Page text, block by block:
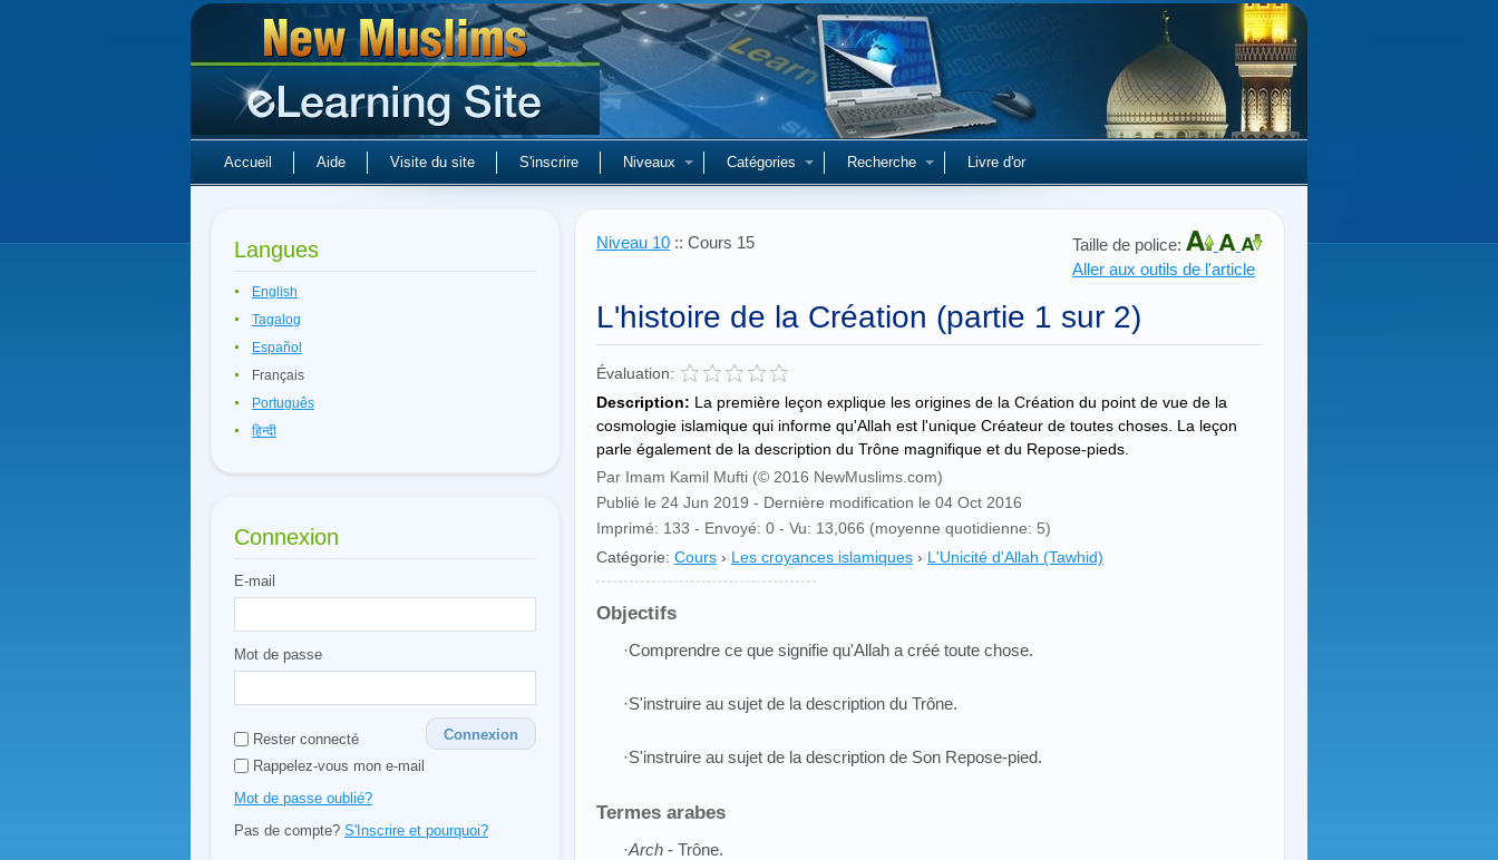
Accueil Aide Visite du site S'inscrire Niveaux Catégories Recherche Livre d'or
Langues
English
Tagalog
Español
Français
Português
हिन्दी
Connexion
E-mail
Mot de passe
Rester connecté
Connexion
Rappelez-vous mon e-mail
Mot de passe oublié?
Pas de compte? S'Inscrire et pourquoi?
Niveau 10 :: Cours 15
Taille de police:
Aller aux outils de l'article
L'histoire de la Création (partie 1 sur 2)
Évaluation:
Description: La première leçon explique les origines de la Création du point de vue de la
cosmologie islamique qui informe qu'Allah est l'unique Créateur de toutes choses. La leçon
parle également de la description du Trône magnifique et du Repose-pieds.
Par Imam Kamil Mufti (© 2016 NewMuslims.com)
Publié le 24 Jun 2019 - Dernière modification le 04 Oct 2016
Imprimé: 133 - Envoyé: 0 - Vu: 13,066 (moyenne quotidienne: 5)
Catégorie: Cours › Les croyances islamiques › L'Unicité d'Allah (Tawhid)
Objectifs
·Comprendre ce que signifie qu'Allah a créé toute chose.
·S'instruire au sujet de la description du Trône.
·S'instruire au sujet de la description de Son Repose-pied.
Termes arabes
·Arch - Trône.